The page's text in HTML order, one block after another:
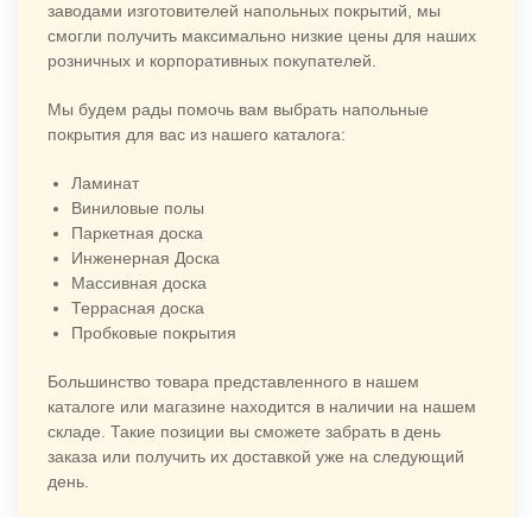
заводами изготовителей напольных покрытий, мы
смогли получить максимально низкие цены для наших
розничных и корпоративных покупателей.
Мы будем рады помочь вам выбрать напольные
покрытия для вас из нашего каталога:
Ламинат
Виниловые полы
Паркетная доска
Инженерная Доска
Массивная доска
Террасная доска
Пробковые покрытия
Большинство товара представленного в нашем
каталоге или магазине находится в наличии на нашем
складе. Такие позиции вы сможете забрать в день
заказа или получить их доставкой уже на следующий
день.